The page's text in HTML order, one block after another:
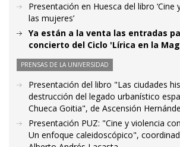
Presentación en Huesca del libro ‘Cine
las mujeres’
Ya están a la venta las entradas
concierto del Ciclo 'Lírica en la
PRENSAS DE LA UNIVERSIDAD
Presentación del libro "Las ciudades
destrucción del legado urbanístico
Chueca Goitia", de Ascensión
Presentación PUZ: "Cine y violencia
Un enfoque caleidoscópico",